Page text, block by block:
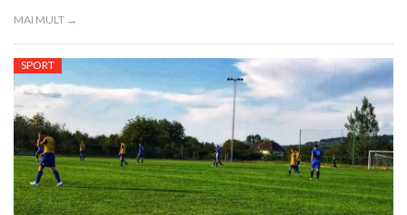
MAI MULT →
SPORT